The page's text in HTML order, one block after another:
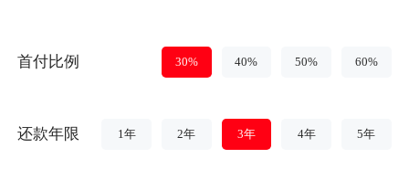
首付比例 30% 40% 50% 60%
还款年限 1年 2年 3年 4年 5年